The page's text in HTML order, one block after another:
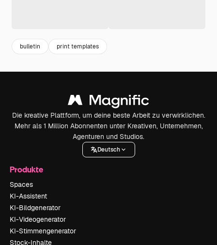
bulletin print templates
Die kreative Plattform, um deine beste Arbeit zu verwirklichen.
Mehr als 1 Million Abonnenten unter Kreativen, Unternehmen,
Agenturen und Studios.
Deutsch
Produkte
Spaces
KI-Assistent
KI-Bildgenerator
KI-Videogenerator
KI-Stimmengenerator
Stock-Inhalte